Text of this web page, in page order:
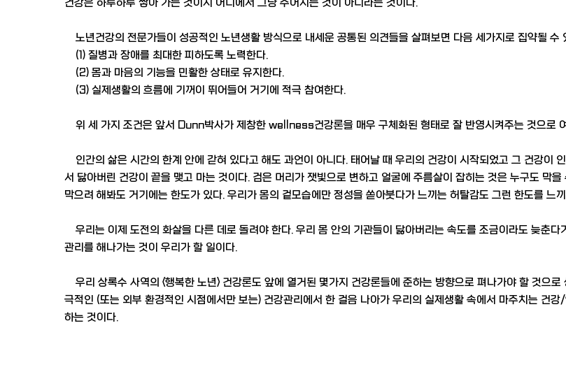
건강은 하루하루 쌓아 가는 것이지 어디에서 그냥 주어지는 것이 아니라는 것이다.
노년건강의 전문가들이 성공적인 노년생활 방식으로 내세운 공통된 의견들을 살펴보면 다음 세가지로 집약될 수
(1) 질병과 장애를 최대한 피하도록 노력한다.
(2) 몸과 마음의 기능을 민활한 상태로 유지한다.
(3) 실제생활의 흐름에 기꺼이 뛰어들어 거기에 적극 참여한다.
위 세 가지 조건은 앞서 Dunn박사가 제창한 wellness건강론을 매우 구체화된 형태로 잘 반영시켜주는 것으로
인간의 삶은 시간의 한계 안에 갇혀 있다고 해도 과언이 아니다. 태어날 때 우리의 건강이 시작되었고 그 건강이
서 닳아버린 건강이 끝을 맺고 마는 것이다. 검은 머리가 잿빛으로 변하고 얼굴에 주름살이 잡히는 것은 누구도 막
막으려 해봐도 거기에는 한도가 있다. 우리가 몸의 겉모습에만 정성을 쏟아붓다가 느끼는 허탈감도 그런 한도를 느
우리는 이제 도전의 화살을 다른 데로 돌려야 한다. 우리 몸 안의 기관들이 닳아버리는 속도를 조금이라도 늦춘
관리를 해나가는 것이 우리가 할 일이다.
우리 상록수 사역의 <행복한 노년> 건강론도 앞에 열거된 몇가지 건강론들에 준하는 방향으로 펴나가야 할 것으
극적인 (또는 외부 환경적인 시점에서만 보는) 건강관리에서 한 걸음 나아가 우리의 실제생활 속에서 마주치는 건
하는 것이다.